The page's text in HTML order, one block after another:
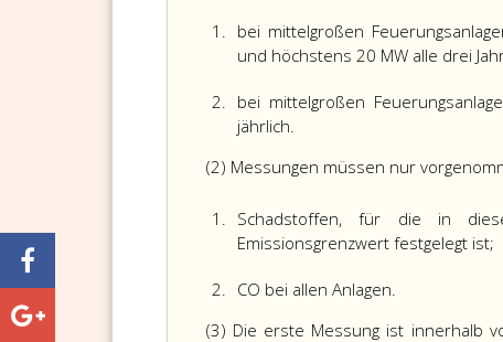
1. bei mittelgroßen
und höchstens 20 MW alle drei
2. bei mittelgroßen
jährlich.
(2) Messungen müssen nur
1. Schadstoffen, für die in
Emissionsgrenzwert festgelegt ist;
2. CO bei allen Anlagen.
(3) Die erste Messung ist innerhalb